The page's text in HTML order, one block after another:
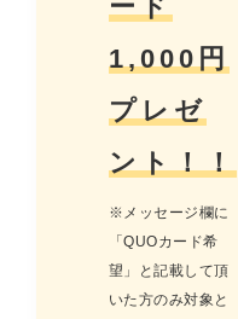
ード
1,000円
プレゼ
ント！！
※メッセージ欄に
「QUOカード希
望」と記載して頂
いた方のみ対象と